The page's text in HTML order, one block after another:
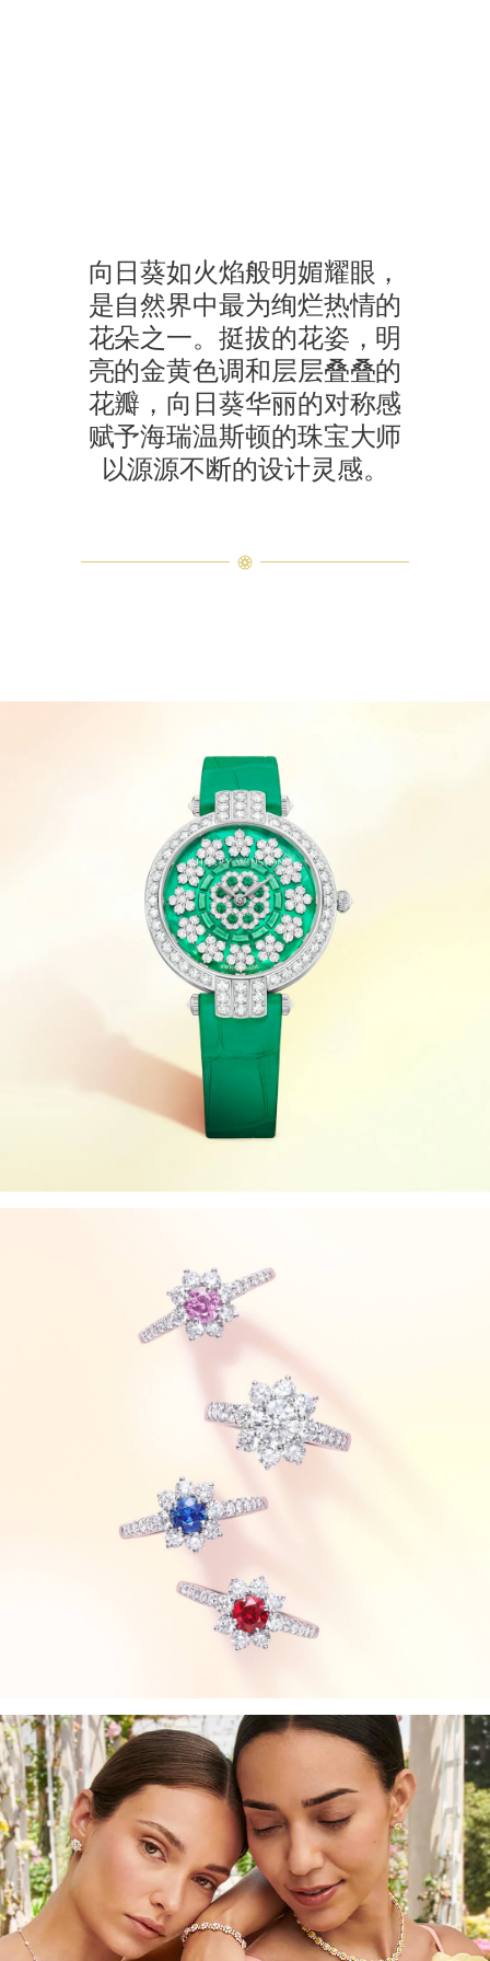
向日葵如火焰般明媚耀眼，
是自然界中最为绚烂热情的
花朵之一。挺拔的花姿，明
亮的金黄色调和层层叠叠的
花瓣，向日葵华丽的对称感
赋予海瑞温斯顿的珠宝大师
以源源不断的设计灵感。